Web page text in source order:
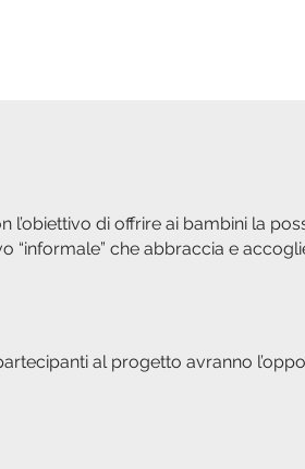
di offrire ai bambini la
che abbraccia e
al progetto avranno